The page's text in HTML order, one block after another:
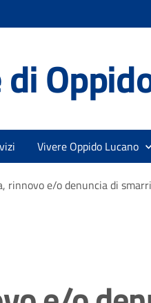
Vivere Oppido Lucano
rinnovo e/o denuncia di